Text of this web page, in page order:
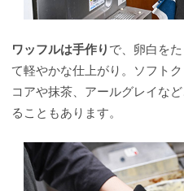
ワッフルは手作り で、卵白を
て軽やかな仕上がり。ソフト
コアや抹茶、アールグレイな
ることもあります。